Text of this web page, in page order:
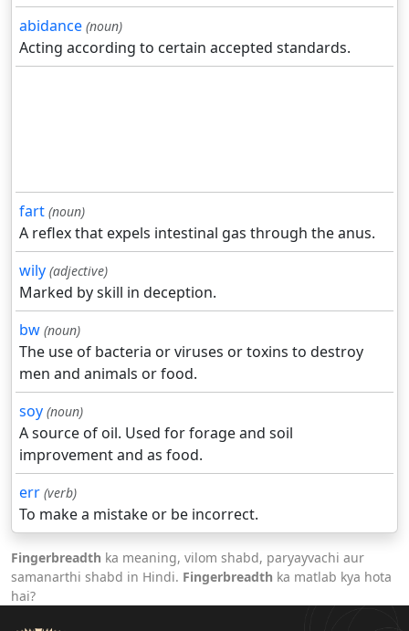
abidance (noun)
Acting according to certain accepted standards.
fart (noun)
A reflex that expels intestinal gas through the anus.
wily (adjective)
Marked by skill in deception.
bw (noun)
The use of bacteria or viruses or toxins to destroy
men and animals or food.
soy (noun)
A source of oil. Used for forage and soil
improvement and as food.
err (verb)
To make a mistake or be incorrect.
Fingerbreadth ka meaning, vilom shabd, paryayvachi aur
samanarthi shabd in Hindi. Fingerbreadth ka matlab kya hota
hai?